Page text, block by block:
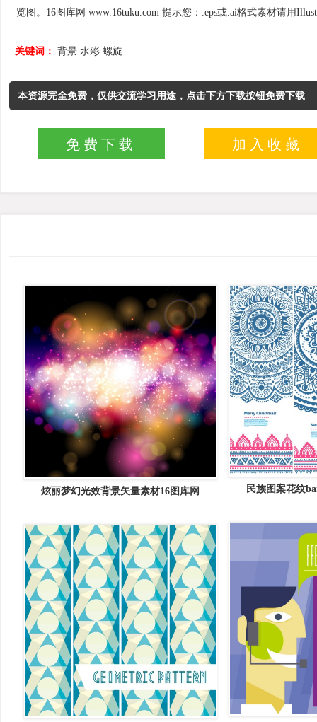
览图。16图库网 www.16tuku.com 提示您：.eps或.ai格式素材请用
关键词： 背景 水彩 螺旋
本资源完全免费，仅供交流学习用途，点击下方下载按钮免费下载
免费下载 加入收藏
炫丽梦幻光效背景矢量素材16图库网 民族图案花纹